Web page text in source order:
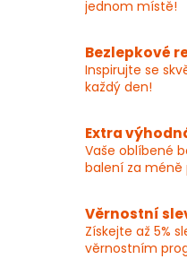
jednom místě!
Bezlepkové
Inspirujte se
každý den!
Extra
Vaše oblíbené
balení za méně
Věrnostní
Získejte až 5%
věrnostním